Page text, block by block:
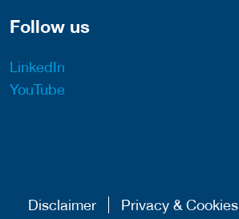
Follow us
LinkedIn
YouTube
Disclaimer Privacy & Cookies